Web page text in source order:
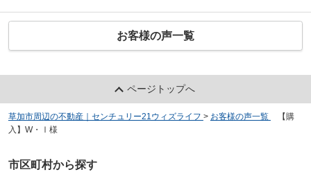
お客様の声一覧
ページトップへ
草加市周辺の不動産｜センチュリー21ウィズライフ > お客様の声一覧
【購
入】W・Ⅰ様
市区町村から探す